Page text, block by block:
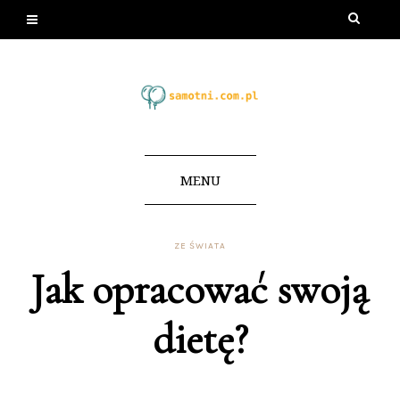
MENU
ZE ŚWIATA
Jak opracować swoją
dietę?